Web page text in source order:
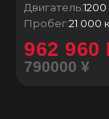
Двигатель:1200
Пробег:21 000
962 960
790000 ¥